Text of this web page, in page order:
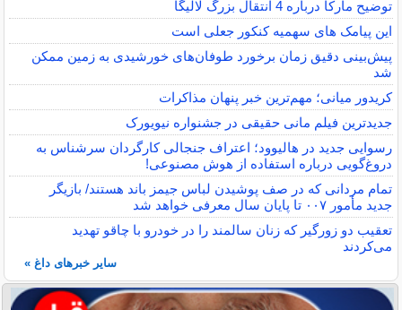
توضیح مارکا درباره 4 انتقال بزرگ لالیگا
این پیامک های سهمیه کنکور جعلی است
پیش‌بینی دقیق زمان برخورد طوفان‌های خورشیدی به زمین ممکن
شد
کریدور میانی؛ مهم‌ترین خبر پنهان مذاکرات
جدیدترین فیلم مانی حقیقی در جشنواره نیویورک
رسوایی جدید در هالیوود؛ اعتراف جنجالی کارگردان سرشناس به
دروغ‌گویی درباره استفاده از هوش مصنوعی!
تمام مردانی که در صف پوشیدن لباس جیمز باند هستند/ بازیگر
جدید مأمور ۰۰۷ تا پایان سال معرفی خواهد شد
تعقیب دو زورگیر که زنان سالمند را در خودرو با چاقو تهدید
می‌کردند
سایر خبرهای داغ »